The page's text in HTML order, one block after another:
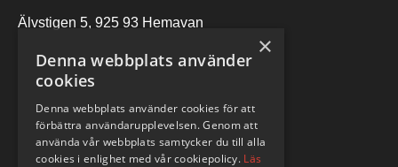
Älvstigen 5, 925 93 Hemavan
×
Denna webbplats använder
cookies
Denna webbplats använder cookies för att
förbättra användarupplevelsen. Genom att
använda vår webbplats samtycker du till alla
cookies i enlighet med vår cookiepolicy. Läs